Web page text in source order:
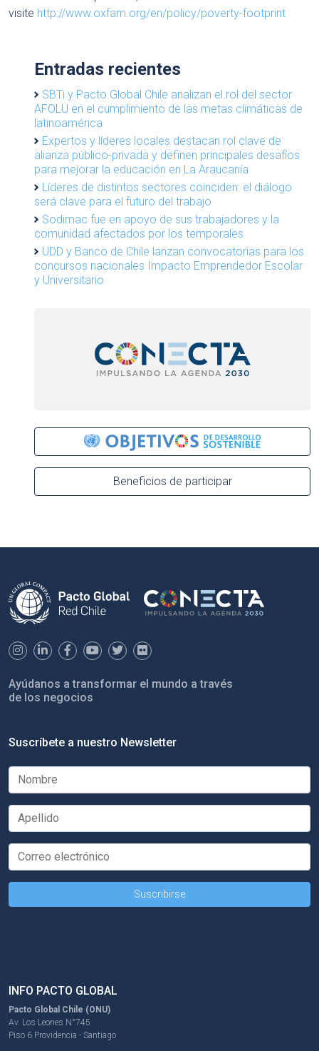
visite http://www.oxfam.org/en/policy/poverty-footprint
Entradas recientes
SBTi y Pacto Global Chile analizan el rol del sector
AFOLU en el cumplimiento de las metas climáticas de
latinoamérica
Expertos y líderes locales destacan rol clave de
alianza público-privada y definen principales desafíos
para mejorar la educación en La Araucanía
Líderes de distintos sectores coinciden: el diálogo
será clave para el futuro del trabajo
Sodimac fue en apoyo de sus trabajadores y la
comunidad afectados por los temporales
UDD y Banco de Chile lanzan convocatorias para los
concursos nacionales Impacto Emprendedor Escolar
y Universitario
Beneficios de participar
Ayúdanos a transformar el mundo a través
de los negocios
Suscríbete a nuestro Newsletter
INFO PACTO GLOBAL
Pacto Global Chile (ONU)
Av. Los Leones N°745
Piso 6 Providencia - Santiago